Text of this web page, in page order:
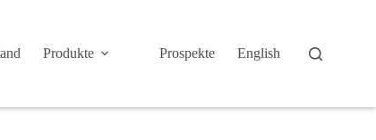
Produkte Prospekte English